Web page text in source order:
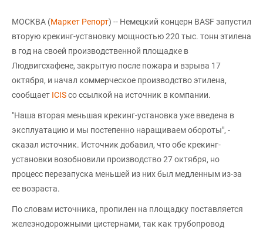
МОСКВА (Маркет Репорт) -- Немецкий концерн BASF запустил
вторую крекинг-установку мощностью 220 тыс. тонн этилена
в год на своей производственной площадке в
Людвигсхафене, закрытую после пожара и взрыва 17
октября, и начал коммерческое производство этилена,
сообщает ICISсо ссылкой на источник в компании.
"Наша вторая меньшая крекинг-установка уже введена в
эксплуатацию и мы постепенно наращиваем обороты", -
сказал источник. Источник добавил, что обе крекинг-
установки возобновили производство 27 октября, но
процесс перезапуска меньшей из них был медленным из-за
ее возраста.
По словам источника, пропилен на площадку поставляется
железнодорожными цистернами, так как трубопровод